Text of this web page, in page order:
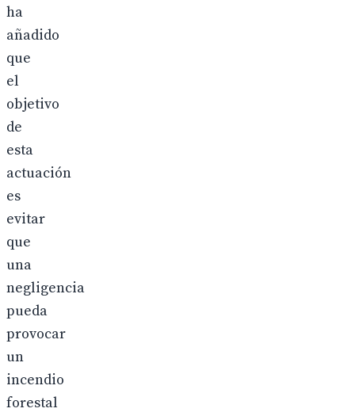
ha
añadido
que
el
objetivo
de
esta
actuación
es
evitar
que
una
negligencia
pueda
provocar
un
incendio
forestal